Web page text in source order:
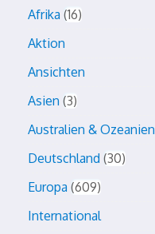
Afrika 16
Aktion
Ansichten
Asien 3
Australien & Ozeanien
Deutschland 30
Europa 609
International